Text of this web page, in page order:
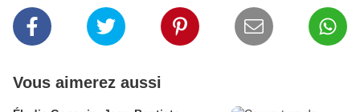
Vous aimerez aussi